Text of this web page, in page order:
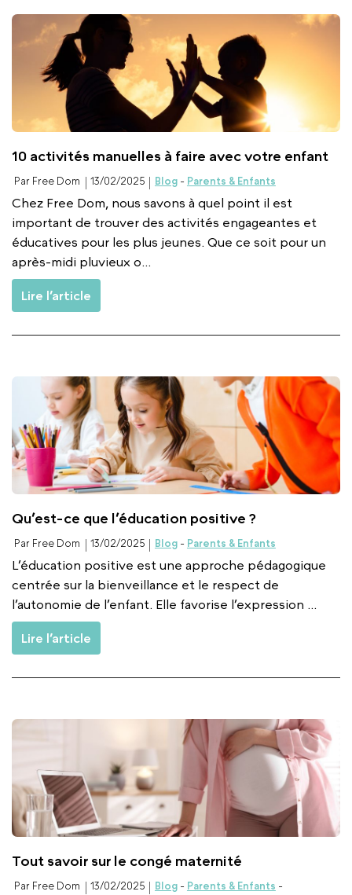
10 activités manuelles à faire avec votre enfant
Par Free Dom 13/02/2025 Blog- Parents & Enfants
Chez Free Dom, nous savons à quel point il est
important de trouver des activités engageantes et
éducatives pour les plus jeunes. Que ce soit pour un
après-midi pluvieux o...
Lire l’article
Qu’est-ce que l’éducation positive ?
Par Free Dom 13/02/2025 Blog- Parents & Enfants
L’éducation positive est une approche pédagogique
centrée sur la bienveillance et le respect de
l’autonomie de l’enfant. Elle favorise l’expression ...
Lire l’article
Tout savoir sur le congé maternité
Par Free Dom 13/02/2025 Blog- Parents & Enfants -